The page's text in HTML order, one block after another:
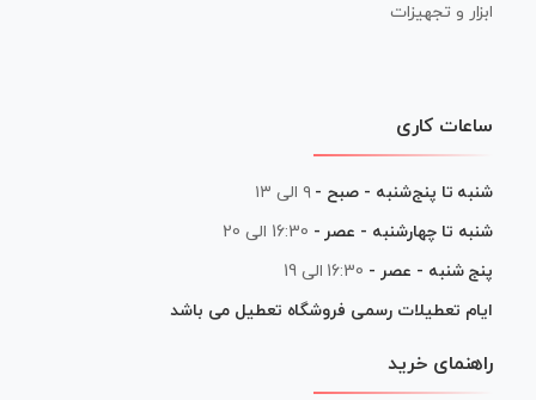
ابزار و تجهیزات
ساعات کاری
شنبه تا پنج‌شنبه - صبح - ۹ الی ۱۳
شنبه تا چهارشنبه - عصر - 16:30 الی 20
پنج شنبه - عصر - 16:30 الی 19
ایام تعطیلات رسمی فروشگاه تعطیل می باشد
راهنمای خرید